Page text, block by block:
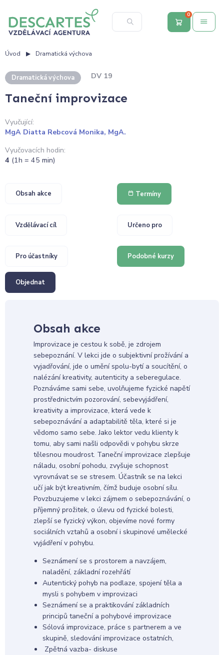
0
Úvod Dramatická výchova
Dramatická výchova DV 19
Taneční improvizace
Vyučující:
MgA Diatta Rebcová Monika, MgA.
Vyučovacích hodin:
4 (1h = 45 min)
Obsah akce Termíny
Vzdělávací cíl Určeno pro
Pro účastníky Podobné kurzy
Objednat
Obsah akce
Improvizace je cestou k sobě, je zdrojem
sebepoznání. V lekci jde o subjektivní prožívání a
vyjadřování, jde o umění spolu-bytí a soucítění, o
nalézání kreativity, autenticity a seberegulace.
Poznáváme sami sebe, uvolňujeme fyzické napětí
prostřednictvím pozorování, sebevyjádření,
kreativity a improvizace, která vede k
sebepoznávání a adaptabilitě těla, které si je
vědomo samo sebe. Jako lektor vedu klienty k
tomu, aby sami našli odpovědi v pohybu skrze
tělesnou moudrost. Taneční improvizace zlepšuje
náladu, osobní pohodu, zvyšuje schopnost
vyrovnávat se se stresem. Účastník se na lekci
učí jak být kreativním, čímž buduje osobní sílu.
Povzbuzujeme v lekci zájmem o sebepoznávání, o
příjemný prožitek, o úlevu od fyzické bolesti,
zlepší se fyzický výkon, objevíme nové formy
sociálních vztahů a osobní i skupinové umělecké
vyjádření v pohybu.
Seznámení se s prostorem a navzájem,
naladění, základní rozehřátí
Autentický pohyb na podlaze, spojení těla a
mysli s pohybem v improvizaci
Seznámení se a praktikování základních
principů taneční a pohybové improvizace
Sólová improvizace, práce s partnerem a ve
skupině, sledování improvizace ostatních,
Zpětná vazba- diskuse